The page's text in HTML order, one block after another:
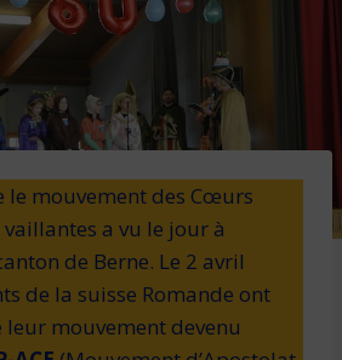
le mouvement des Cœurs
a vu le jour à
de Berne. Le 2 avril
de la suisse Romande ont
leur mouvement devenu